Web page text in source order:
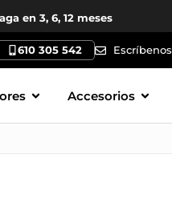
en 3, 6, 12 meses
610 305 542 Escríbenos
Accesorios